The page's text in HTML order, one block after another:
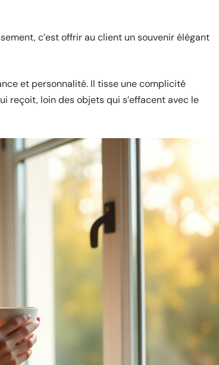
c’est offrir au client un souvenir élégant
et personnalité. Il tisse une complicité
reçoit, loin des objets qui s’effacent avec le